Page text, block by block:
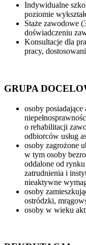
Indywidualne
poziomie
Staże zawodowe
doświadczeniu
Konsultacje dla
pracy,
GRUPA
osoby posiadające
o rehabilitacji
odbiorców usług
osoby zagrożone
w tym osoby
oddalone od
zatrudnienia i
nieaktywne
osoby
ostródzki,
osoby w wieku